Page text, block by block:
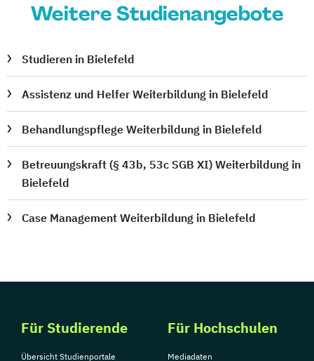
Weitere Studienangebote
Studieren in Bielefeld
Assistenz und Helfer Weiterbildung in Bielefeld
Behandlungspflege Weiterbildung in Bielefeld
Betreuungskraft (§ 43b, 53c SGB XI) Weiterbildung in
Bielefeld
Case Management Weiterbildung in Bielefeld
Für Studierende
Übersicht Studienportale
Für Hochschulen
Mediadaten